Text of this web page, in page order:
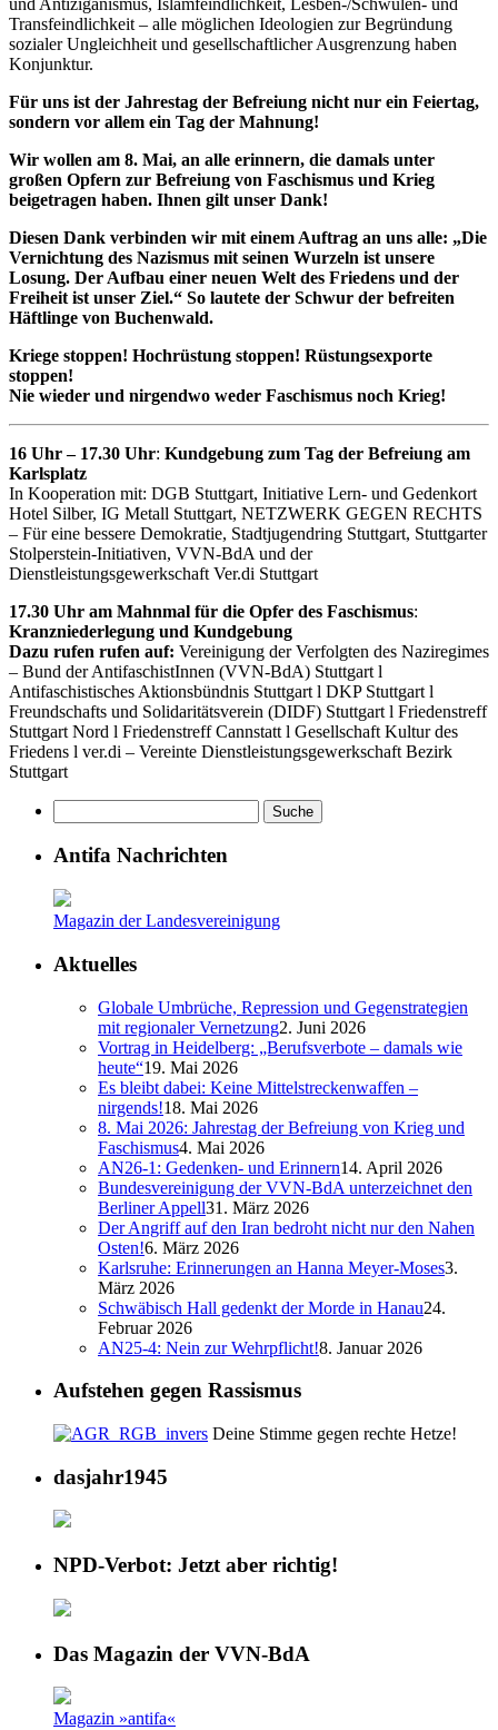
Transfeindlichkeit – alle möglichen Ideo­logien zur Begründung
sozialer Ungleichheit und gesellschaftlicher Ausgrenzung haben
Konjunktur.
Für uns ist der Jahrestag der Befreiung nicht nur ein Feiertag,
sondern vor allem ein Tag der Mahnung!
Wir wollen am 8. Mai, an alle erinnern, die damals unter
großen Opfern zur Befreiung von Faschismus und Krieg
beigetragen haben. Ihnen gilt unser Dank!
Diesen Dank verbinden wir mit einem Auftrag an uns alle: „Die
Vernichtung des Nazismus mit seinen Wurzeln ist unsere
Losung. Der Aufbau einer neuen Welt des Friedens und der
Freiheit ist unser Ziel.“ So lautete der Schwur der befreiten
Häftlinge von Buchenwald.
Kriege stoppen! Hochrüstung stoppen! Rüstungsexporte
stoppen!
Nie wieder und nirgendwo weder Faschismus noch Krieg!
16 Uhr – 17.30 Uhr: Kundgebung zum Tag der Befreiung am
Karlsplatz
In Kooperation mit: DGB Stuttgart, Initiative Lern- und Gedenkort
Hotel Silber, IG Metall Stuttgart, NETZWERK GEGEN RECHTS
– Für eine bessere Demokratie, Stadtjugendring Stuttgart, Stuttgarter
Stolperstein-Initiativen, VVN-BdA und der
Dienstleistungsgewerkschaft Ver.di Stuttgart
17.30 Uhr am Mahnmal für die Opfer des Faschismus:
Kranzniederlegung und Kundgebung
Dazu rufen rufen auf: Vereinigung der Verfolgten des Naziregimes
– Bund der AntifaschistInnen (VVN-BdA) Stuttgart l
Antifaschistisches Aktionsbündnis Stuttgart l DKP Stuttgart l
Freundschafts und Solidaritätsverein (DIDF) Stuttgart l Friedenstreff
Stuttgart Nord l Friedenstreff Cannstatt l Gesellschaft Kultur des
Friedens l ver.di – Vereinte Dienstleistungsgewerkschaft Bezirk
Stuttgart
Antifa Nachrichten
Magazin der Landesvereinigung
Aktuelles
Globale Umbrüche, Repression und Gegenstrategien
mit regionaler Vernetzung2. Juni 2026
Vortrag in Heidelberg: „Berufsverbote – damals wie
heute“19. Mai 2026
Es bleibt dabei: Keine Mittelstreckenwaffen –
nirgends!18. Mai 2026
8. Mai 2026: Jahrestag der Befreiung von Krieg und
Faschismus4. Mai 2026
AN26-1: Gedenken- und Erinnern14. April 2026
Bundesvereinigung der VVN-BdA unterzeichnet den
Berliner Appell31. März 2026
Der Angriff auf den Iran bedroht nicht nur den Nahen
Osten!6. März 2026
Karlsruhe: Erinnerungen an Hanna Meyer-Moses3.
März 2026
Schwäbisch Hall gedenkt der Morde in Hanau24.
Februar 2026
AN25-4: Nein zur Wehrpflicht!8. Januar 2026
Aufstehen gegen Rassismus
Deine Stimme gegen rechte Hetze!
dasjahr1945
NPD-Verbot: Jetzt aber richtig!
Das Magazin der VVN-BdA
Magazin »antifa«